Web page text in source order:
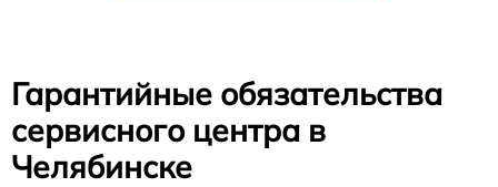
Гарантийные обязательства
сервисного центра в
Челябинске